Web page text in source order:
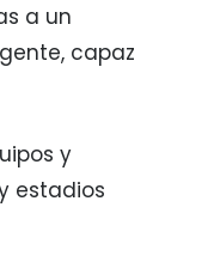
a un
capaz
y
estadios